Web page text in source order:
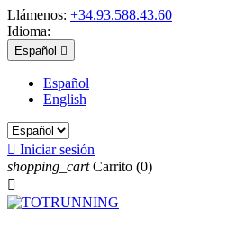
Llámenos: +34.93.588.43.60
Idioma:
Español 
Español
English
 Iniciar sesión
shopping_cart Carrito (0)
